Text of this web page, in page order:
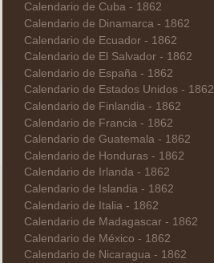
Calendario de Cuba - 1862
Calendario de Dinamarca - 1862
Calendario de Ecuador - 1862
Calendario de El Salvador - 1862
Calendario de España - 1862
Calendario de Estados Unidos - 1862
Calendario de Finlandia - 1862
Calendario de Francia - 1862
Calendario de Guatemala - 1862
Calendario de Honduras - 1862
Calendario de Irlanda - 1862
Calendario de Islandia - 1862
Calendario de Italia - 1862
Calendario de Madagascar - 1862
Calendario de México - 1862
Calendario de Nicaragua - 1862